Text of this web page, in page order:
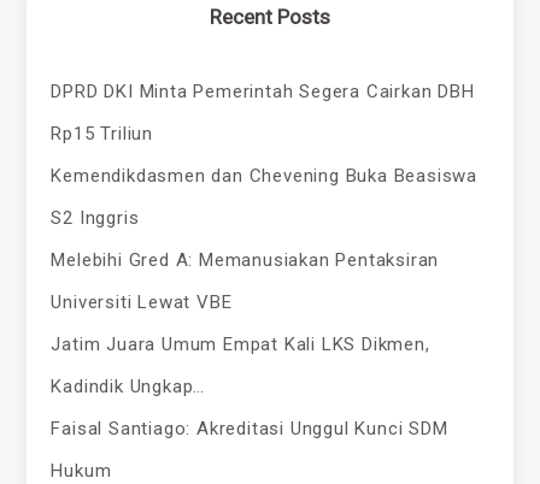
Recent Posts
DPRD DKI Minta Pemerintah Segera Cairkan DBH
Rp15 Triliun
Kemendikdasmen dan Chevening Buka Beasiswa
S2 Inggris
Melebihi Gred A: Memanusiakan Pentaksiran
Universiti Lewat VBE
Jatim Juara Umum Empat Kali LKS Dikmen,
Kadindik Ungkap…
Faisal Santiago: Akreditasi Unggul Kunci SDM
Hukum